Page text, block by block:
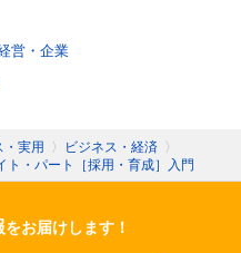
営・企業
・実用 〉 ビジネス・経済 〉
ト・パート［採用・育成］入門
をお届けします！